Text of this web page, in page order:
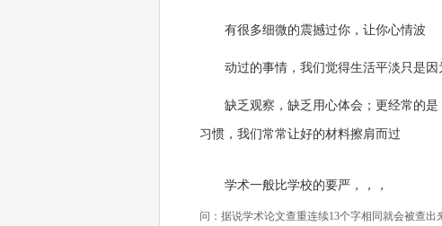
有很多细微的震撼过你，让你心情波
动过的事情，我们觉得生活平淡只是因
缺乏观察，缺乏用心体会；更经常的
习惯，我们常常让好的材料擦肩而过
学术一般比学校的要严，，，
问：据说学术论文查重连续13个字相同就会被查